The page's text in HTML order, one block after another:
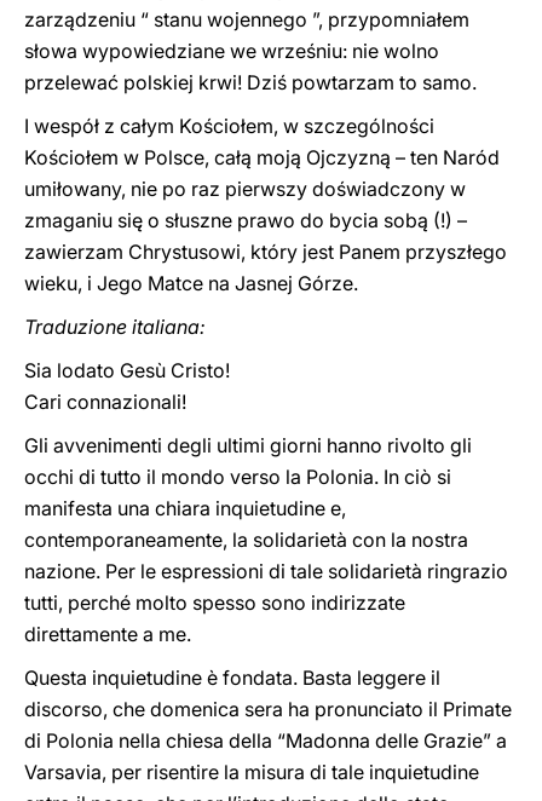
zarządzeniu “ stanu wojennego ”, przypomniałem
słowa wypowiedziane we wrześniu: nie wolno
przelewać polskiej krwi! Dziś powtarzam to samo.
I wespół z całym Kościołem, w szczególności
Kościołem w Polsce, całą moją Ojczyzną – ten Naród
umiłowany, nie po raz pierwszy doświadczony w
zmaganiu się o słuszne prawo do bycia sobą (!) –
zawierzam Chrystusowi, który jest Panem przyszłego
wieku, i Jego Matce na Jasnej Górze.
Traduzione italiana:
Sia lodato Gesù Cristo!
Cari connazionali!
Gli avvenimenti degli ultimi giorni hanno rivolto gli
occhi di tutto il mondo verso la Polonia. In ciò si
manifesta una chiara inquietudine e,
contemporaneamente, la solidarietà con la nostra
nazione. Per le espressioni di tale solidarietà ringrazio
tutti, perché molto spesso sono indirizzate
direttamente a me.
Questa inquietudine è fondata. Basta leggere il
discorso, che domenica sera ha pronunciato il Primate
di Polonia nella chiesa della “Madonna delle Grazie” a
Varsavia, per risentire la misura di tale inquietudine